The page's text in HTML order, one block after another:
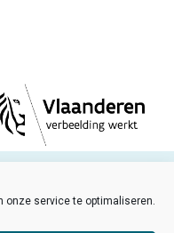
onze service te optimaliseren.